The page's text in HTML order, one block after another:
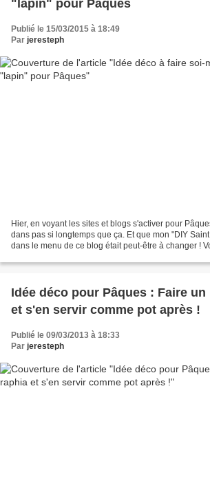
"lapin" pour Pâques
Publié le 15/03/2015 à 18:49
Par jeresteph
Hier, en voyant les sites et blogs s'activer pour
dans pas si longtemps que ça. Et que mon "DIY
dans le menu de ce blog était peut-être à changer !
Idée déco pour Pâques : Faire
et s'en servir comme pot après !
Publié le 09/03/2013 à 18:33
Par jeresteph